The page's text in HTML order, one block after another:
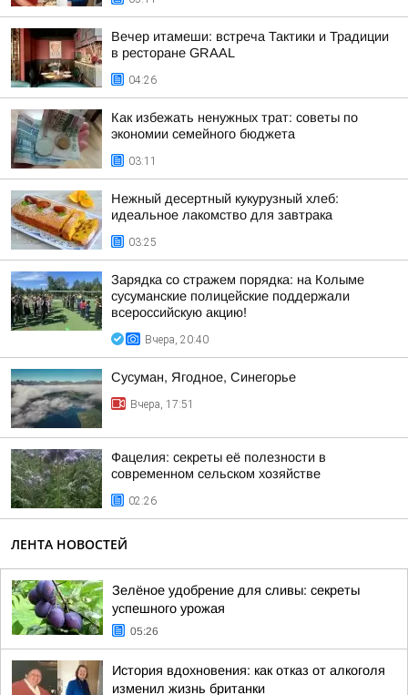
Вечер итамеши: встреча Тактики и Традиции
в ресторане GRAAL
04:26
Как избежать ненужных трат: советы по
экономии семейного бюджета
03:11
Нежный десертный кукурузный хлеб:
идеальное лакомство для завтрака
03:25
Зарядка со стражем порядка: на Колыме
сусуманские полицейские поддержали
всероссийскую акцию!
Вчера, 20:40
Сусуман, Ягодное, Синегорье
Вчера, 17:51
Фацелия: секреты её полезности в
современном сельском хозяйстве
02:26
ЛЕНТА НОВОСТЕЙ
Зелёное удобрение для сливы: секреты
успешного урожая
05:26
История вдохновения: как отказ от алкоголя
изменил жизнь британки